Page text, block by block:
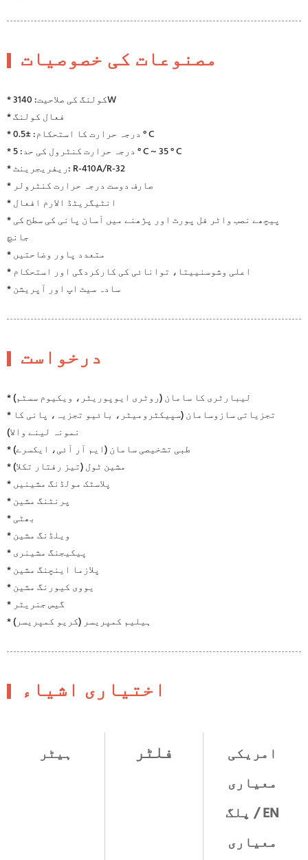
مصنوعات کی خصوصیات
* کولنگ کی صلاحیت: 3140W
* فعال کولنگ
* درجہ حرارت کا استحکام: ±0.5 ° C
* درجہ حرارت کنٹرول کی حد: 5 ° C ~ 35 ° C
* ریفریجرینٹ: R-410A/R-32
* صارف دوست درجہ حرارت کنٹرولر
* انٹیگریٹڈ الارم افعال
* پیچھے نصب واٹر فل پورٹ اور پڑھنے میں آسان پانی کی سطح کی
جانچ
* متعدد پاور وضاحتیں
* اعلی وشوسنییتا، توانائی کی کارکردگی اور استحکام
* سادہ سیٹ اپ اور آپریشن
درخواست
* لیبارٹری کا سامان (روٹری ایوپوریٹر، ویکیوم سسٹم)
* تجزیاتی سازوسامان (سپیکٹرومیٹر، بائیو تجزیہ، پانی کا
نمونہ لینے والا)
* طبی تشخیصی سامان (ایم آر آئی، ایکسرے)
* مشین ٹول (تیز رفتار تکلا)
* پلاسٹک مولڈنگ مشینیں
* پرنٹنگ مشین
* بھٹی
* ویلڈنگ مشین
* پیکیجنگ مشینری
* پلازما اینچنگ مشین
* یووی کیورنگ مشین
* گیس جنریٹر
* ہیلیم کمپریسر (کریو کمپریسر)
اختیاری اشیاء
ہیٹر فلٹر
امریکی
معیاری
پلگ / EN
معیاری